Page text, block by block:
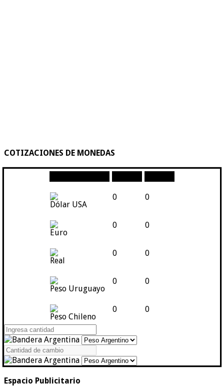
COTIZACIONES DE MONEDAS
Dólar USA
0 0
Euro
0 0
Real
0 0
Peso Uruguayo
0 0
Peso Chileno
0 0
Espacio Publicitario